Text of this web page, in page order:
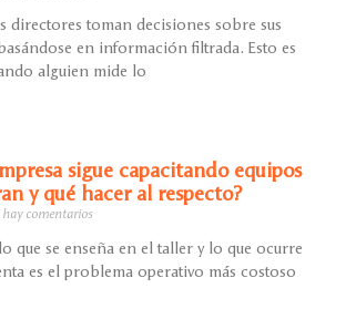
directores toman decisiones sobre sus
en información filtrada. Esto es
alguien mide lo
sigue capacitando equipos
y qué hacer al respecto?
comentarios
que se enseña en el taller y lo que ocurre
es el problema operativo más costoso